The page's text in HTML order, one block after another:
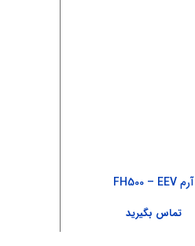
آرم FH500 – EEV
تماس بگیرید